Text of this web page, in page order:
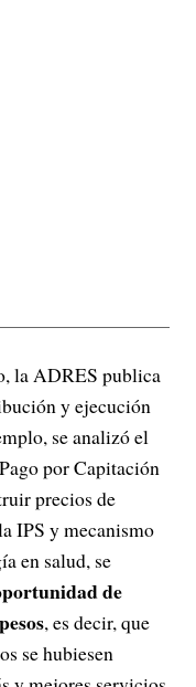
la ADRES publica
y ejecución
se analizó el
por Capitación
precios de
IPS y mecanismo
en salud, se
de
, es decir, que
se hubiesen